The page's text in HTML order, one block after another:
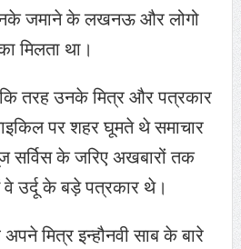
जमाने के लखनऊ और लोगो
मिलता था।
तरह उनके मित्र और पत्रकार
पर शहर घूमते थे समाचार
सर्विस के जरिए अखबारों तक
उर्दू के बड़े पत्रकार थे।
मित्र इन्हौनवी साब के बारे